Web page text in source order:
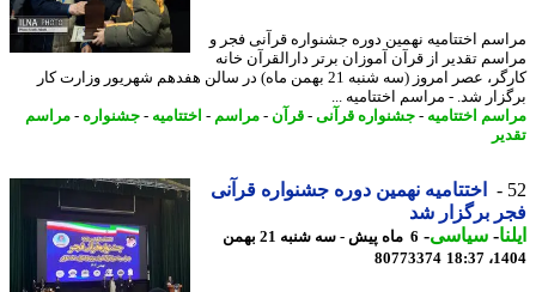
اختتامیه نهمین دوره جشنواره قرآنی فجر و
تقدیر از قرآن آموزان برتر دارالقرآن خانه
کارگر، عصر امروز (سه شنبه 21 بهمن ماه) در سالن هفدهم شهریور وزارت کار
شد. - مراسم اختتامیه ...
اختتامیه-جشنواره قرآنی- قرآن- مراسم -اختتامیه-جشنواره- مراسم
اختتامیه نهمین دوره جشنواره قرآنی
برگزار شد
-سیاسی-
6 ماه پیش - سه شنبه 21 بهمن
80773374